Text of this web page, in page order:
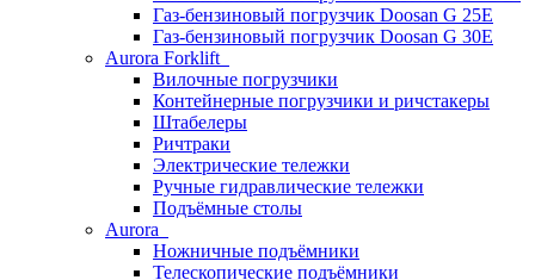
Газ-бензиновый погрузчик Doosan G 25E
Газ-бензиновый погрузчик Doosan G 30E
Aurora Forklift
Вилочные погрузчики
Контейнерные погрузчики и ричстакеры
Штабелеры
Ричтраки
Электрические тележки
Ручные гидравлические тележки
Подъёмные столы
Aurora
Ножничные подъёмники
Телескопические подъёмники